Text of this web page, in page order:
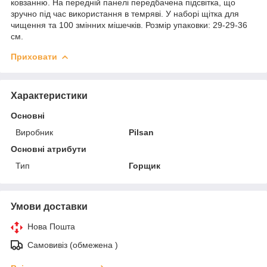
ковзанню. На передній панелі передбачена підсвітка, що
зручно під час використання в темряві. У наборі щітка для
чищення та 100 змінних мішечків. Розмір упаковки: 29-29-36
см.
Приховати
Характеристики
Основні
Виробник
Pilsan
Основні атрибути
Тип
Горщик
Умови доставки
Нова Пошта
Самовивіз (обмежена )